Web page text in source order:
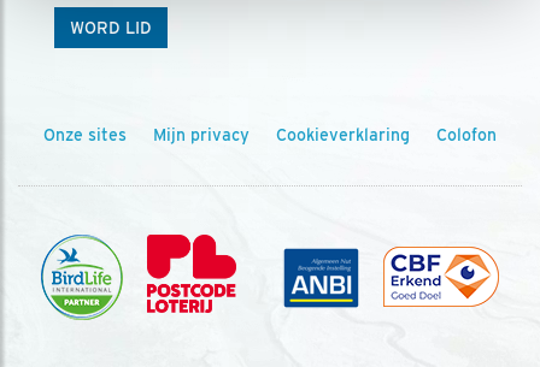
WORD LID
Onze sites Mijn privacy Cookieverklaring Colofon